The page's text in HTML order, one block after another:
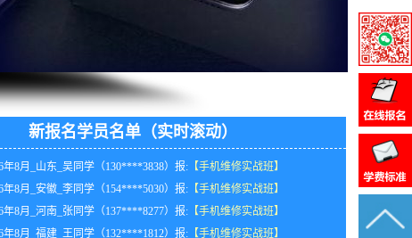
新报名学员名单（实时滚动）
年8月_山东_吴同学（130****3838）报:【手机维修实战班】
年8月_安徽_李同学（154****5030）报: 【手机维修实战班】
年8月_河南_张同学（137****8277）报: 【手机维修实战班】
年8月_福建_王同学（132****1812）报: 【手机维修实战班】